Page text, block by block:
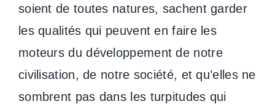
soient de toutes natures, sachent garder
les qualités qui peuvent en faire les
moteurs du développement de notre
civilisation, de notre société, et qu’elles ne
sombrent pas dans les turpitudes qui